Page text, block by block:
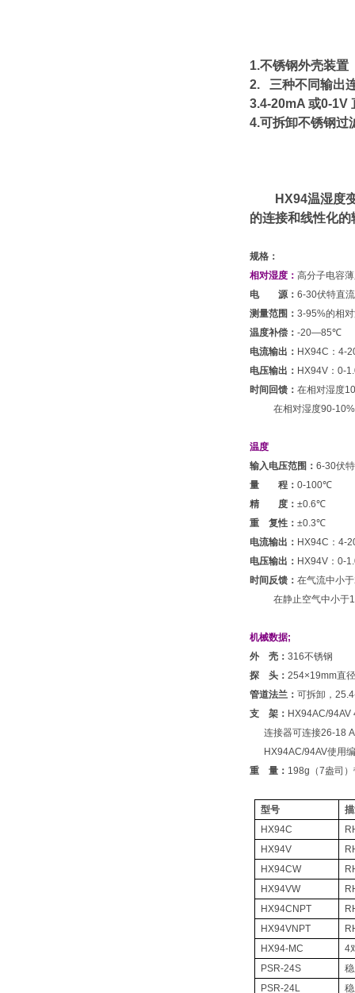
1.不锈钢外壳装置
2.
三种不同输出
3.4-20mA 或0-1V
4.可拆卸不锈钢过
HX94温湿度
的连接和线性化
规格：
相对湿度： 高分子电容
电 源： 6-30伏特直
测量范围： 3-95%的相
温度补偿： -20—85℃
电流输出： HX94C：4-
电压输出： HX94V：0-
时间回馈： 在相对湿度
在相对湿度90-
温度
输入电压范围： 6-30伏
量 程： 0-100℃
精 度： ±0.6℃
重 复性： ±0.3℃
电流输出： HX94C：4-
电压输出： HX94V：0-
时间反馈： 在气流中小
在静止空气中小于
机械数据;
外 壳： 316不锈钢
探 头： 254×19mm直
管道法兰： 可拆卸，
支 架： HX94AC/94AV
连接器可连接26-18
HX94AC/94AV使用
重 量： 198g（7盎司
型号
HX94C
HX94V
HX94CW
HX94VW
HX94CNPT
HX94VNPT
HX94-MC
4
PSR-24S
PSR-24L